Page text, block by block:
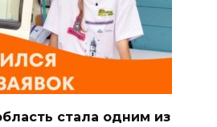
стала одним из